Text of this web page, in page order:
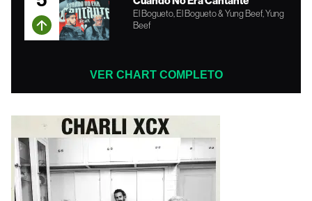
El Bogueto, El Bogueto & Yung Beef, Yung
Beef
VER CHART COMPLETO